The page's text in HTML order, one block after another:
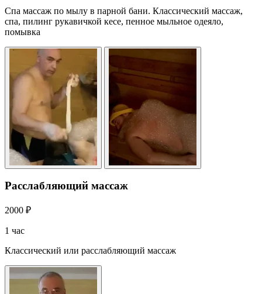
Спа массаж по мылу в парной бани. Классический массаж,
спа, пилинг рукавичкой кесе, пенное мыльное одеяло,
помывка
Расслабляющий массаж
2000 ₽
1 час
Классический или расслабляющий массаж